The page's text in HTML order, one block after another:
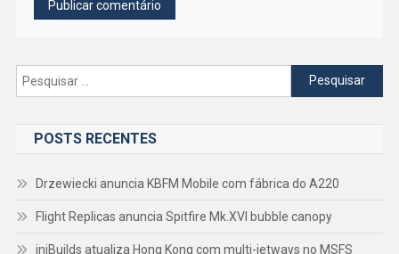
Pesquisar
por:
POSTS RECENTES
Drzewiecki anuncia KBFM Mobile com fábrica do A220
Flight Replicas anuncia Spitfire Mk.XVI bubble canopy
iniBuilds atualiza Hong Kong com multi-jetways no MSFS